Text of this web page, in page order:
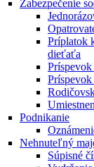
Zabezpečenie
Príplatok
dieťaťa
Podnikanie
Nehnuteľný
Súpisné